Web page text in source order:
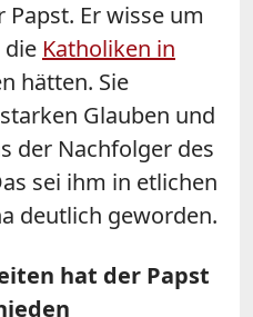
Papst. Er wisse um
die Katholiken in
hätten. Sie
Glauben und
der Nachfolger des
sei ihm in etlichen
deutlich geworden.
hat der Papst